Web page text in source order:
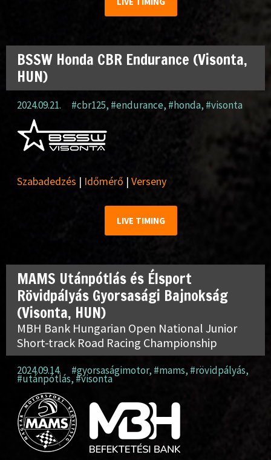
BSSW Honda CBR Endurance (Visonta,
HUN)
2024.09.21. #cbr125,#endurance,#honda, #visonta
Szabadedzés | Időmérő | Verseny
LIVE TIMING
MAMS Utánpótlás és Élsport
Rövidpályás Gyorsasági Bajnokság
(Visonta, HUN)
MBH Bank Hungarian Open National Junior
Short-track Road Racing Championship
2024.09.14. #gyorsaságimotor, #mams, #rövidpályás,
#utánpótlás, #visonta